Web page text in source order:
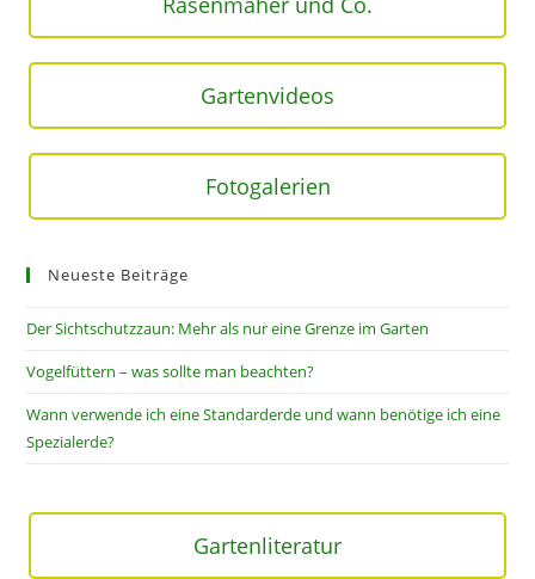
Gartenvideos
Fotogalerien
Neueste Beiträge
Der Sichtschutzzaun: Mehr als nur eine Grenze im Garten
Vogelfüttern – was sollte man beachten?
Wann verwende ich eine Standarderde und wann benötige ich eine
Spezialerde?
Gartenliteratur